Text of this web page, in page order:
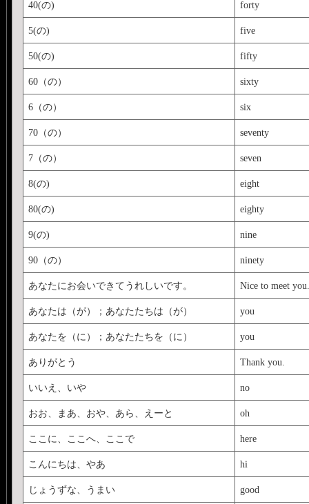
40(の) forty
5(の) five
50(の) fifty
60（の） sixty
6（の） six
70（の） seventy
7（の） seven
8(の) eight
80(の) eighty
9(の) nine
90（の） ninety
あなたにお会いできてうれしいです。 Nice to meet you.
あなたは（が）；あなたたちは（が） you
あなたを（に）；あなたたちを（に） you
ありがとう Thank you.
いいえ、いや no
おお、まあ、おや、あら、えーと oh
ここに、ここへ、ここで here
こんにちは、やあ hi
じょうずな、うまい good